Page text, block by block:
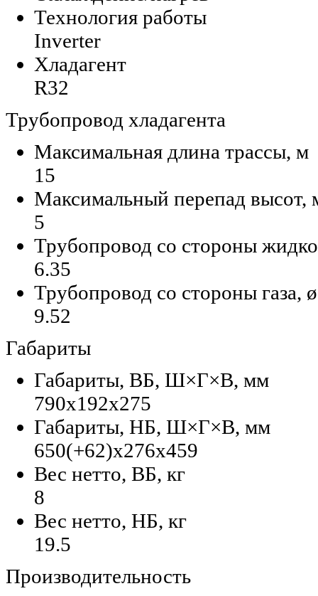
Технология работы
Inverter
Хладагент
R32
Трубопровод хладагента
Максимальная длина трассы, м
15
Максимальный перепад высот,
5
Трубопровод со стороны
6.35
Трубопровод со стороны газа,
9.52
Габариты
Габариты, ВБ, Ш×Г×В, мм
790х192х275
Габариты, НБ, Ш×Г×В, мм
650(+62)х276х459
Вес нетто, ВБ, кг
8
Вес нетто, НБ, кг
19.5
Производительность